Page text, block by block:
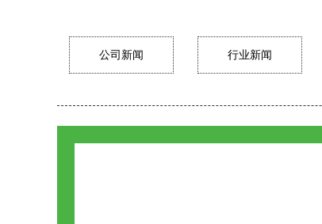
公司新闻 行业新闻